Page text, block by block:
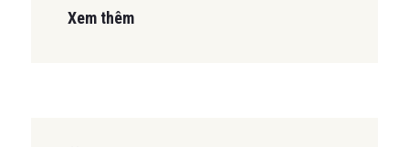
Xem thêm